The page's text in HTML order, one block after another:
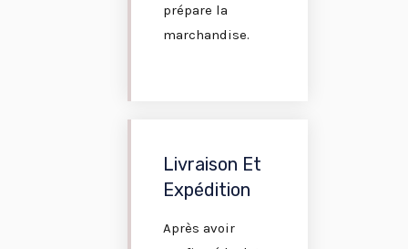
prépare la
marchandise.
Livraison Et
Expédition
Après avoir